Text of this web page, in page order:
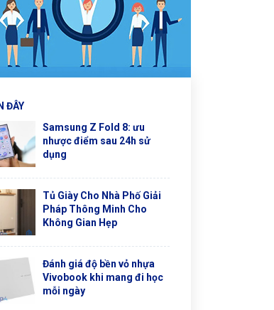
ĐÂY
Samsung Z Fold 8: ưu
nhược điểm sau 24h sử
dụng
Tủ Giày Cho Nhà Phố Giải
Pháp Thông Minh Cho
Không Gian Hẹp
Đánh giá độ bền vỏ nhựa
Vivobook khi mang đi học
mỗi ngày